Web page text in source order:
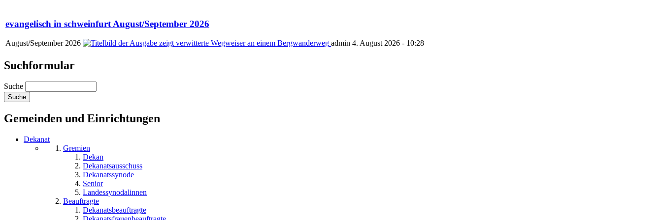
evangelisch in schweinfurt August/September 2026
August/September 2026 admin 4. August 2026 - 10:28
Suchformular
Suche
Gemeinden und Einrichtungen
Dekanat
Gremien
Dekan
Dekanatsausschuss
Dekanatssynode
Senior
Landessynodalinnen
Beauftragte
Dekanatsbeauftragte